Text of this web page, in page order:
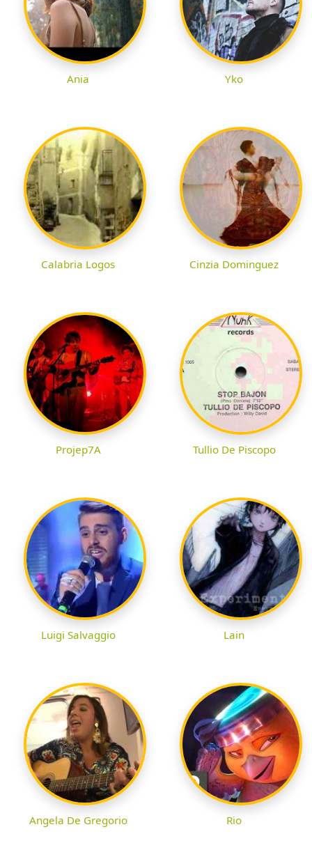
Ania Yko
Calabria Logos Cinzia Dominguez
Projep7A Tullio De Piscopo
Luigi Salvaggio Lain
Angela De Gregorio Rio